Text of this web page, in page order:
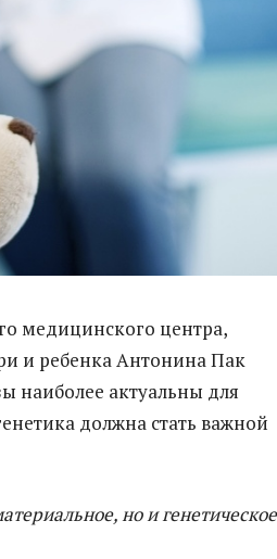
медицинского центра,
и ребенка Антонина Пак
наиболее актуальны для
должна стать важной
но и генетическое